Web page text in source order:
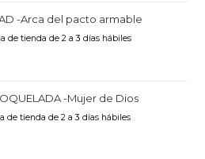
-Arca del pacto armable
de tienda de 2 a 3 días hábiles
-Mujer de Dios
de tienda de 2 a 3 días hábiles